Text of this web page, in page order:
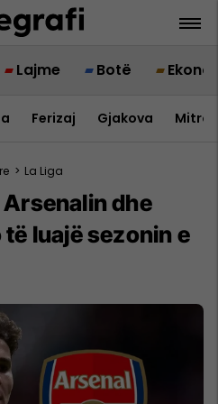
Lajme Botë
Ferizaj Gjakova
> La Liga
dhe
luajë sezonin e